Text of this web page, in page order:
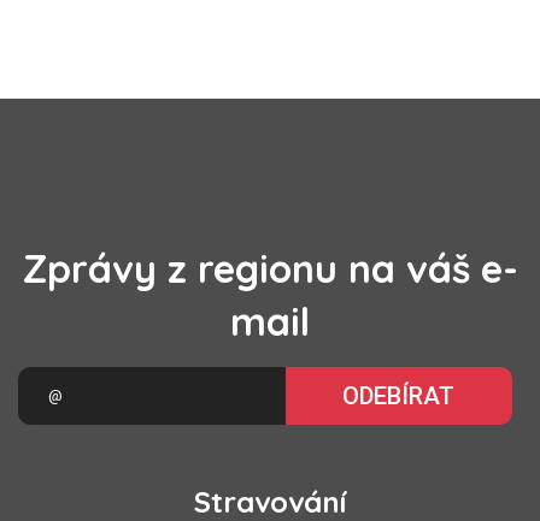
Zprávy z regionu na váš e-
mail
ODEBÍRAT
Stravování